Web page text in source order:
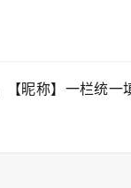
昵称】一栏统一